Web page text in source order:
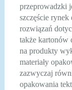
przeprowadzki
szczęście
rozwiązań
także kartonów
na produkty
materiały
zazwyczaj
opakowania